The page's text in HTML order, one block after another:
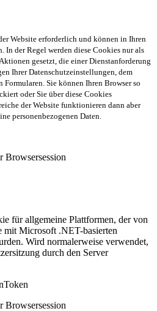
Website erforderlich und können in Ihren
In der Regel werden diese Cookies nur als
gesetzt, die einer Dienstanforderung
Ihrer Datenschutzeinstellungen, dem
Sie können Ihren Browser so
oder Sie über diese Cookies
der Website funktionieren dann aber
personenbezogenen Daten.
Browsersession
für allgemeine Plattformen, der von
mit Microsoft .NET-basierten
Wird normalerweise verwendet,
durch den Server
Browsersession